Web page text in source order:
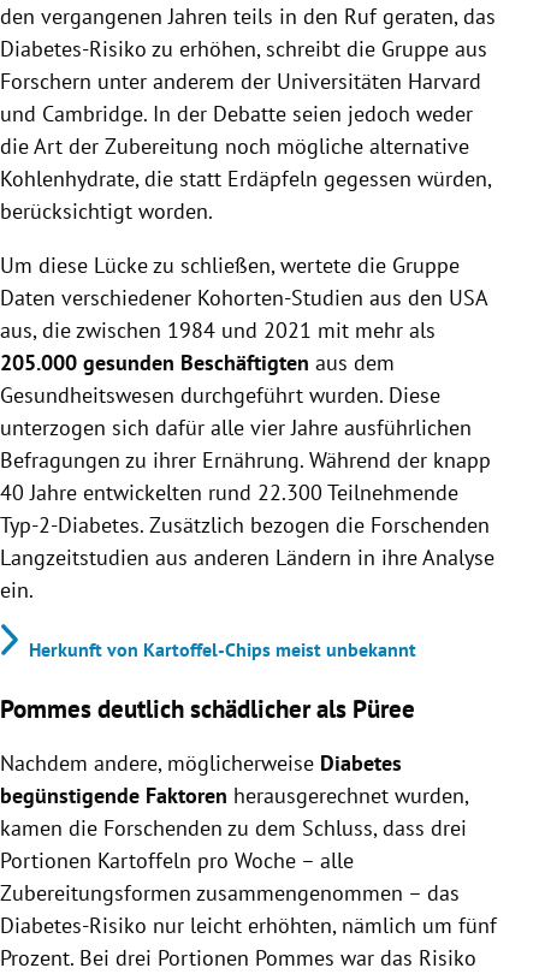
den vergangenen Jahren teils in den Ruf geraten, das
Diabetes-Risiko zu erhöhen, schreibt die Gruppe aus
Forschern unter anderem der Universitäten Harvard
und Cambridge. In der Debatte seien jedoch weder
die Art der Zubereitung noch mögliche alternative
Kohlenhydrate, die statt Erdäpfeln gegessen würden,
berücksichtigt worden.
Um diese Lücke zu schließen, wertete die Gruppe
Daten verschiedener Kohorten-Studien aus den USA
aus, die zwischen 1984 und 2021 mit mehr als
205.000 gesunden Beschäftigten aus dem
Gesundheitswesen durchgeführt wurden. Diese
unterzogen sich dafür alle vier Jahre ausführlichen
Befragungen zu ihrer Ernährung. Während der knapp
40 Jahre entwickelten rund 22.300 Teilnehmende
Typ-2-Diabetes. Zusätzlich bezogen die Forschenden
Langzeitstudien aus anderen Ländern in ihre Analyse
ein.
Herkunft von Kartoffel-Chips meist unbekannt
Pommes deutlich schädlicher als Püree
Nachdem andere, möglicherweise Diabetes
begünstigende Faktoren herausgerechnet wurden,
kamen die Forschenden zu dem Schluss, dass drei
Portionen Kartoffeln pro Woche – alle
Zubereitungsformen zusammengenommen – das
Diabetes-Risiko nur leicht erhöhten, nämlich um fünf
Prozent. Bei drei Portionen Pommes war das Risiko